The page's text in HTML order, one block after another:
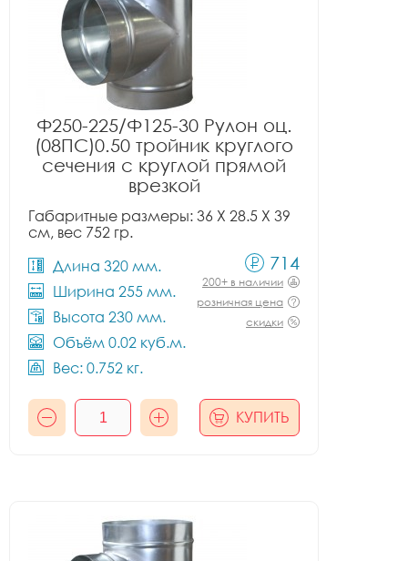
Ф250-225/Ф125-30 Рулон оц.
(08ПС)0.50 тройник круглого
сечения с круглой прямой
врезкой
Габаритные размеры: 36 X 28.5 X 39
см, вес 752 гр.
Длина 320 мм.
Ширина 255 мм.
Высота 230 мм.
Объём 0.02 куб.м.
Вес: 0.752 кг.
714
200+ в наличии
розничная цена
скидки
КУПИТЬ